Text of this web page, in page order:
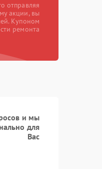
отправляя
акции, вы
Купоном
ремонта
и мы
для
Вас